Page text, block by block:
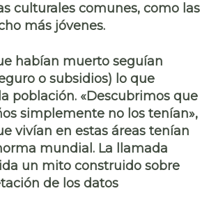
culturales comunes, como las
más jóvenes.
habían muerto seguían
o subsidios) lo que
población. «Descubrimos que
simplemente no los tenían»,
vivían en estas áreas tenían
mundial. La llamada
un mito construido sobre
de los datos